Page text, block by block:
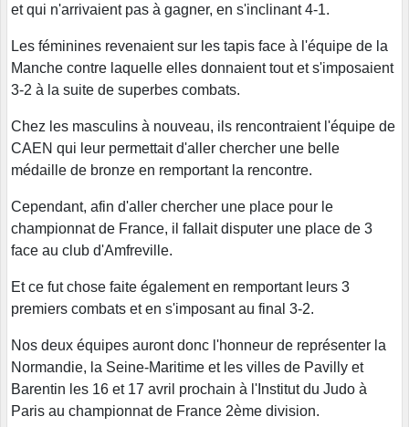
et qui n'arrivaient pas à gagner, en s'inclinant 4-1.
Les féminines revenaient sur les tapis face à l'équipe de la
Manche contre laquelle elles donnaient tout et s'imposaient
3-2 à la suite de superbes combats.
Chez les masculins à nouveau, ils rencontraient l'équipe de
CAEN qui leur permettait d'aller chercher une belle
médaille de bronze en remportant la rencontre.
Cependant, afin d'aller chercher une place pour le
championnat de France, il fallait disputer une place de 3
face au club d'Amfreville.
Et ce fut chose faite également en remportant leurs 3
premiers combats et en s'imposant au final 3-2.
Nos deux équipes auront donc l'honneur de représenter la
Normandie, la Seine-Maritime et les villes de Pavilly et
Barentin les 16 et 17 avril prochain à l'Institut du Judo à
Paris au championnat de France 2ème division.